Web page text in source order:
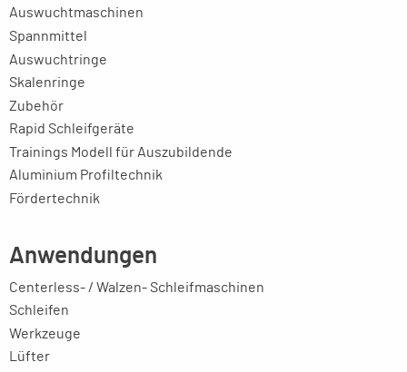
Auswuchtmaschinen
Spannmittel
Auswuchtringe
Skalenringe
Zubehör
Rapid Schleifgeräte
Trainings Modell für Auszubildende
Aluminium Profiltechnik
Fördertechnik
Anwendungen
Centerless- / Walzen- Schleifmaschinen
Schleifen
Werkzeuge
Lüfter